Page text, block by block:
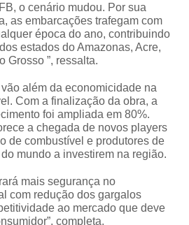
o cenário mudou. Por sua
as embarcações trafegam com
época do ano, contribuindo
estados do Amazonas, Acre,
Grosso ”, ressalta.
além da economicidade na
Com a finalização da obra, a
foi ampliada em 80%.
a chegada de novos players
de combustível e produtores de
mundo a investirem na região.
mais segurança no
com redução dos gargalos
ao mercado que deve
completa.